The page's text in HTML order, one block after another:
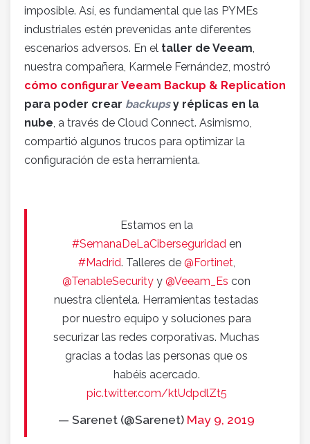
imposible. Así, es fundamental que las PYMEs
industriales estén prevenidas ante diferentes
escenarios adversos. En el taller de Veeam,
nuestra compañera, Karmele Fernández, mostró
cómo configurar Veeam Backup & Replication
para poder crear backupsy réplicas en la
nube, a través de Cloud Connect. Asimismo,
compartió algunos trucos para optimizar la
configuración de esta herramienta.
Estamos en la
#SemanaDeLaCiberseguridaden
#Madrid. Talleres de @Fortinet,
@TenableSecurity y @Veeam_Es con
nuestra clientela. Herramientas testadas
por nuestro equipo y soluciones para
securizar las redes corporativas. Muchas
gracias a todas las personas que os
habéis acercado.
pic.twitter.com/ktUdpdlZt5
— Sarenet (@Sarenet) May 9, 2019